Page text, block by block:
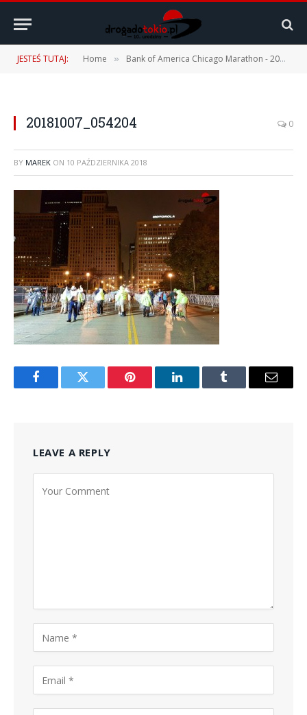
JESTEŚ TUTAJ: Home » Bank of America Chicago Marathon - 2018 i 2022
20181007_054204 0
BY MAREK ON 10 PAŹDZIERNIKA 2018
FacebookTwitter Pinterest LinkedInTumblr Email
LEAVE A REPLY